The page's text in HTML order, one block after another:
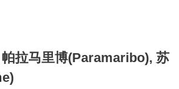
帕拉马里博(Paramaribo), 苏